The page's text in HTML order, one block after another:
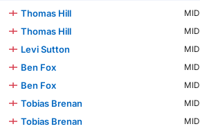
Thomas Hill MID
Thomas Hill
MID
Levi Sutton
MID
Ben Fox
MID
Ben Fox
MID
Tobias Brenan
MID
Tobias Brenan
MID